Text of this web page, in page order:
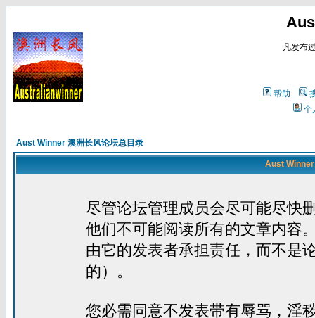
凡发布
帮助
个
Aust Winner 澳洲长风论坛总目录
Aust Winner
尽管论坛管理成员会尽可能尽快
他们不可能阅读所有的文章内容
由它的发表者承担责任，而不是
的）。
您必需同意不发表带有辱骂，淫